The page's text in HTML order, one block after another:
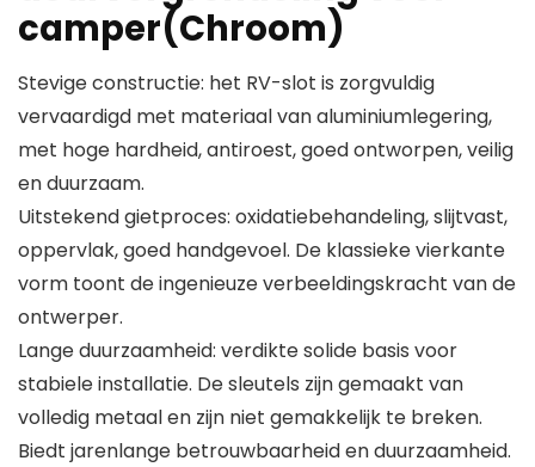
camper(Chroom)
Stevige constructie: het RV-slot is zorgvuldig
vervaardigd met materiaal van aluminiumlegering,
met hoge hardheid, antiroest, goed ontworpen, veilig
en duurzaam.
Uitstekend gietproces: oxidatiebehandeling, slijtvast,
oppervlak, goed handgevoel. De klassieke vierkante
vorm toont de ingenieuze verbeeldingskracht van de
ontwerper.
Lange duurzaamheid: verdikte solide basis voor
stabiele installatie. De sleutels zijn gemaakt van
volledig metaal en zijn niet gemakkelijk te breken.
Biedt jarenlange betrouwbaarheid en duurzaamheid.